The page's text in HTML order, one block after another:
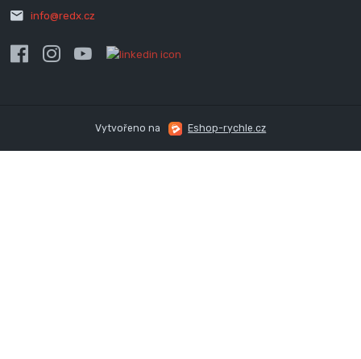
info@redx.cz
Vytvořeno na Eshop-rychle.cz